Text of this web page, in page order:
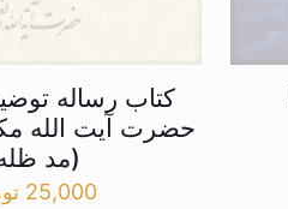
کتاب رساله
حضرت آیت الله
(مد
25,000